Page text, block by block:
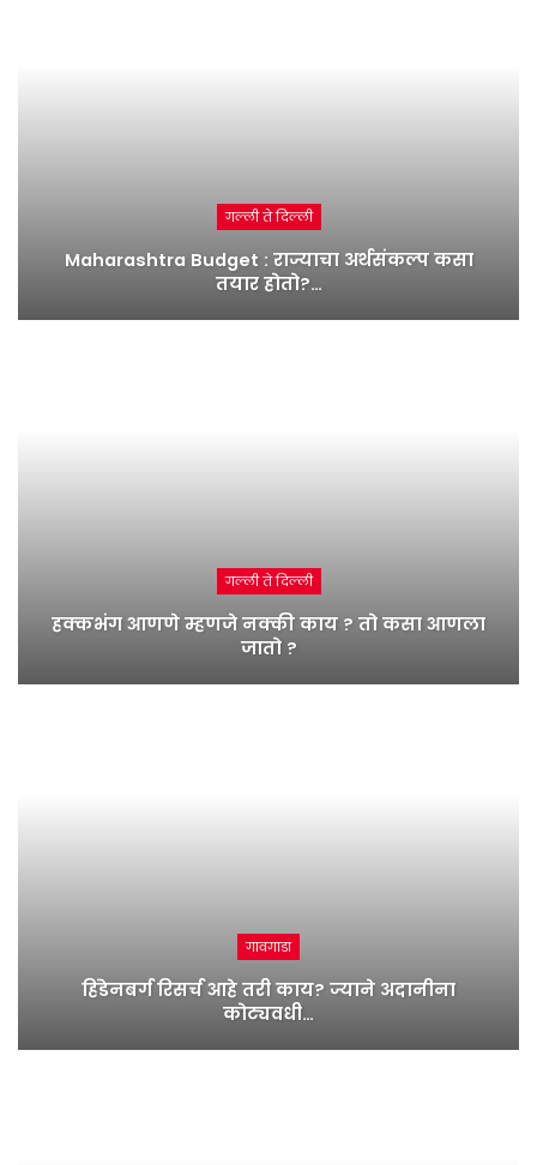
गल्ली ते दिल्ली
Maharashtra Budget : राज्याचा अर्थसंकल्प कसा
तयार होतो?…
गल्ली ते दिल्ली
हक्कभंग आणणे म्हणजे नक्की काय ? तो कसा आणला
जातो ?
गावगाडा
हिंडेनबर्ग रिसर्च आहे तरी काय? ज्याने अदानीना
कोट्यवधी…